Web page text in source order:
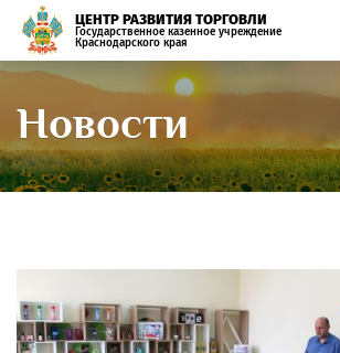
ЦЕНТР РАЗВИТИЯ ТОРГОВЛИ
Государственное казенное учреждение
Краснодарского края
Новости